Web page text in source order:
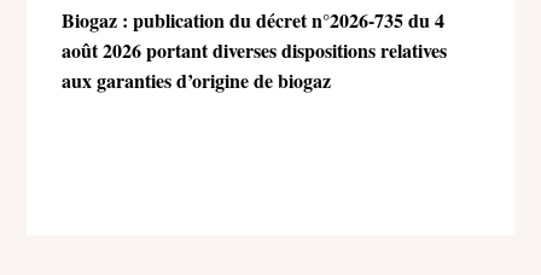
Biogaz : publication du décret n°2026-735 du 4
août 2026 portant diverses dispositions relatives
aux garanties d’origine de biogaz